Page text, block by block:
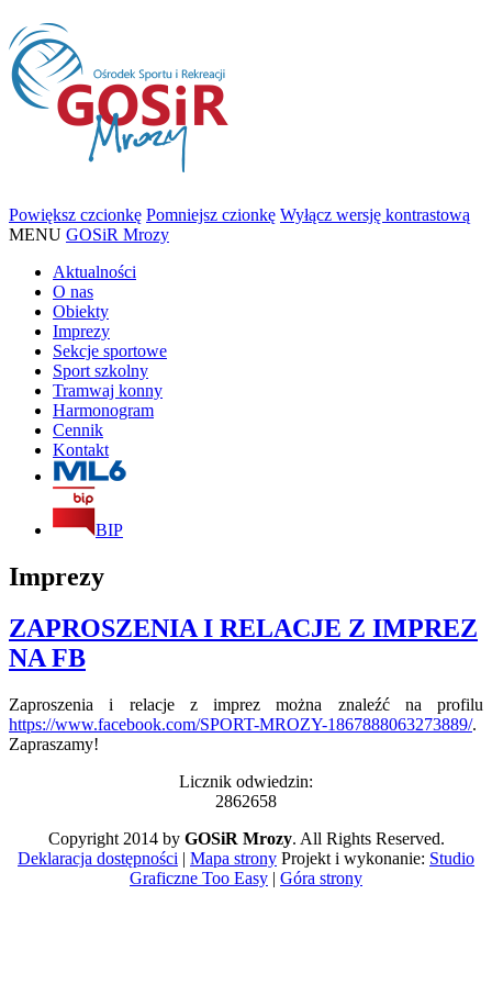
Powiększ czcionkę Pomniejsz czionkę Wyłącz wersję kontrastową
MENU GOSiR Mrozy
Aktualności
O nas
Obiekty
Imprezy
Sekcje sportowe
Sport szkolny
Tramwaj konny
Harmonogram
Cennik
Kontakt
BIP
Imprezy
ZAPROSZENIA I RELACJE Z IMPREZ
NA FB
Zaproszenia i relacje z imprez można znaleźć na profilu
https://www.facebook.com/SPORT-MROZY-1867888063273889/.
Zapraszamy!
Licznik odwiedzin:
2862658
Copyright 2014 by GOSiR Mrozy. All Rights Reserved.
Deklaracja dostępności | Mapa strony Projekt i wykonanie: Studio
Graficzne Too Easy | Góra strony